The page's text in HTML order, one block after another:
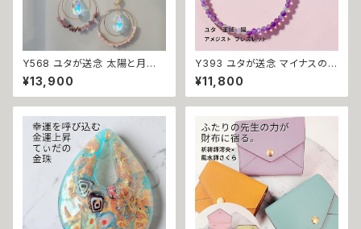
Y568 ユタが送念 太陽と月に
守られる てぃだの輝虹玉(きらだ
ま) 光が差すたび、願いが動き出
す 魔除け 浄化 天然石 サンキャ
メジスト 祈祷 送念 開運 幸福
繁栄 仕事 順風満帆 沖縄 強さ
ネイチャーパワー 愛され かわ
いい 上品
¥13,900
Y393 ユタが送念 マイナスの感
情に別れを告げる 運命を正す
波動の調律器 インドラの守護
アメジスト パワーストーン ブレ
い 強力 財運 魔除け 占い 開運
お守り パワーストーン 強力浄化
縁切り スピリチュアル 自己防衛
整える 調律 祈祷 沖縄 海 エネ
ルギー ユタ ネイチャーパワー
ちゅら
¥11,800